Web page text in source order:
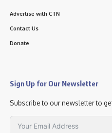
Advertise with CTN
Contact Us
Donate
Sign Up for Our Newsletter
Subscribe to our newsletter to